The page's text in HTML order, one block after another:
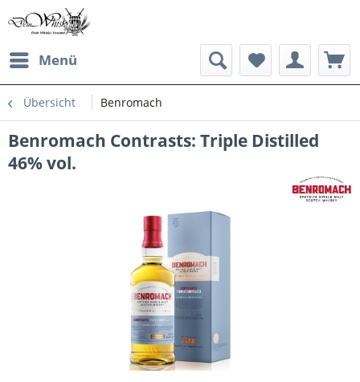
Menü
Übersicht Benromach
Benromach Contrasts: Triple Distilled
46% vol.